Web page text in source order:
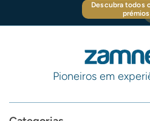
Descubra todos
prémios
Pioneiros em